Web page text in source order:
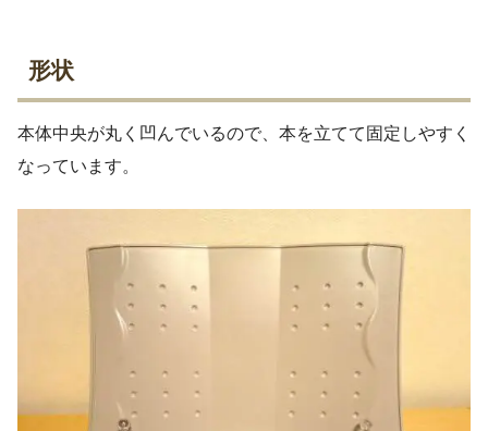
形状
本体中央が丸く凹んでいるので、本を立てて固定しやすく
なっています。